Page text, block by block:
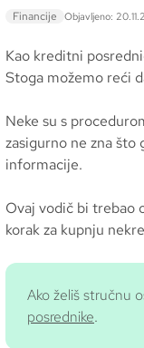
Financije Objavljeno:
Kao kreditni
Stoga možemo reći
Neke su s
zasigurno ne zna što
informacije.
Ovaj vodič bi trebao
korak za kupnju
Ako želiš stručnu
posrednike.